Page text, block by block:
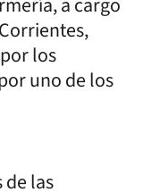
los
uno de los
de las